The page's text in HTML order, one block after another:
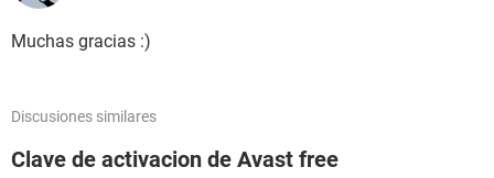
Muchas gracias :)
Discusiones similares
Clave de activacion de Avast free